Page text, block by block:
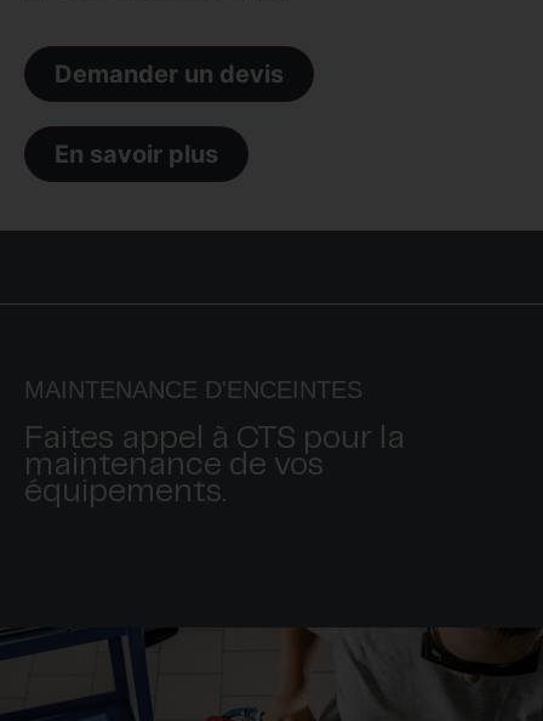
Demander un devis
En savoir plus
MAINTENANCE D'ENCEINTES
Faites appel à CTS pour la
maintenance de vos
équipements.